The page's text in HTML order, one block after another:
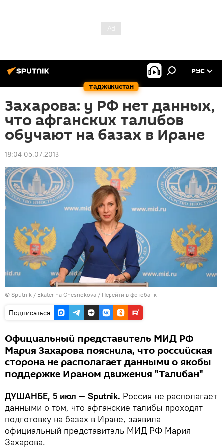
Таджикистан
РУС
Захарова: у РФ нет данных,
что афганских талибов
обучают на базах в Иране
18:04 05.07.2018
© Sputnik / Ekaterina Chesnokova / Перейти в фотобанк
Подписаться
Официальный представитель МИД РФ
Мария Захарова пояснила, что российская
сторона не располагает данными о якобы
поддержке Ираном движения "Талибан"
ДУШАНБЕ, 5 июл — Sputnik. Россия не располагает
данными о том, что афганские талибы проходят
подготовку на базах в Иране, заявила
официальный представитель МИД РФ Мария
Захарова.